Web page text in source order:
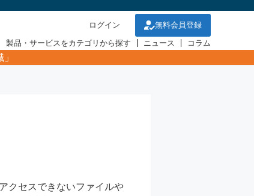
ログイン
無料会員登録
製品・サービスをカテゴリから探す
ニュース コラム
クセスできないファイルや